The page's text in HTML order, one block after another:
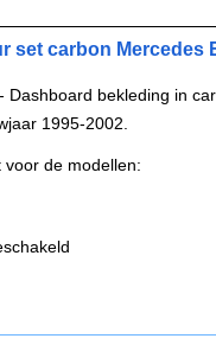
set carbon Mercedes
Dashboard bekleding in
1995-2002.
voor de modellen: